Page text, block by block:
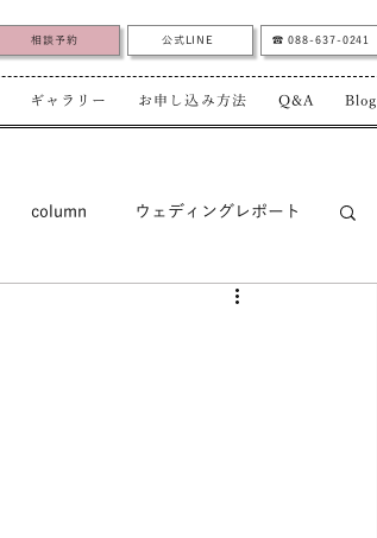
相談予約 公式LINE ☎︎ 088-637-0241
ギャラリー お申し込み方法 Q&A Blog
column ウェディングレポート